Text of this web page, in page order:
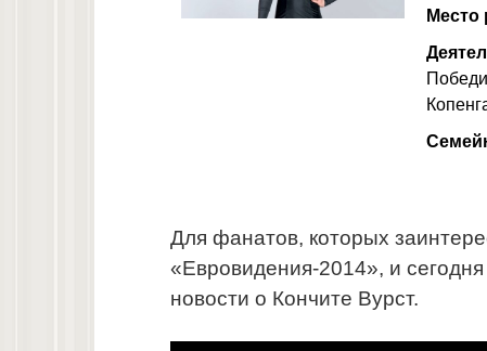
Место
Для фанатов, которых
«Евровидения-2014», и
новости о Кончите Вурст.